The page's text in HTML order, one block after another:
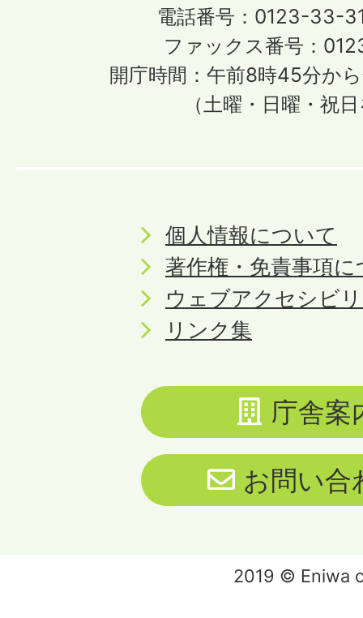
電話番号：0123-33-
ファックス番号：
開庁時間：午前8時45分か
（土曜・日曜・祝
個人情報について
著作権・免責事項
ウェブアクセシビ
リンク集
庁舎案
お問い合
2019 © Eniwa